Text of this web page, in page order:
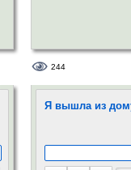
244
Я вышла из